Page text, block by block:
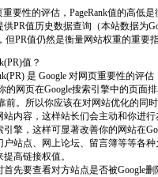
重要性的评估，PageRank值的高
PR值历史数据查询（本站数据为
但PR值仍然是衡量网站权重的重要
值？
是 Google 对网页重要性的评估
的网页在Google搜索引擎中的页面
前。所以你应该在对网站优化的同
站内容，这样站长们会主动和你进
擎，这样可显著改善你的网站在
户站点、网上论坛、留言簿等等各
高链接权值。
先要查看对方站点是否被Google